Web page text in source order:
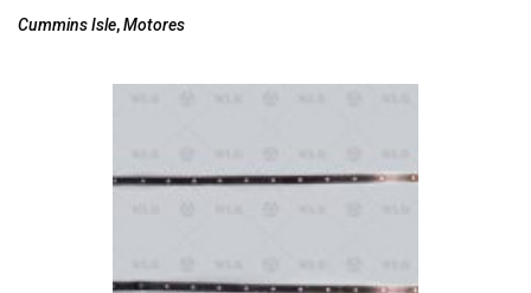
Cummins Isle,Motores